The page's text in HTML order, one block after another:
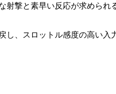
撃と素早い反応が求められ
、スロットル感度の高い入